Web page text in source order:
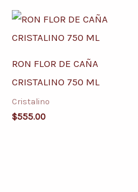
RON FLOR DE CAÑA
CRISTALINO 750 ML
Cristalino
$555.00